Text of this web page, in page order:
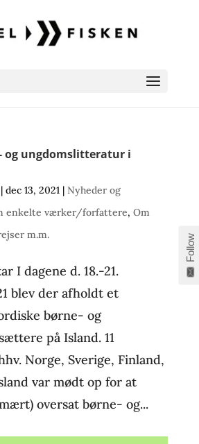
og ungdomslitteratur i
dec 13, 2021| Nyheder og
enkelte værker/forfattere, Om
m.m.
I dagene d. 18.-21.
blev der afholdt et
børne- og
på Island. 11
Norge, Sverige, Finland,
var mødt op for at
oversat børne- og...
Follow